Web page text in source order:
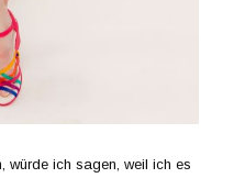
würde ich sagen, weil ich es